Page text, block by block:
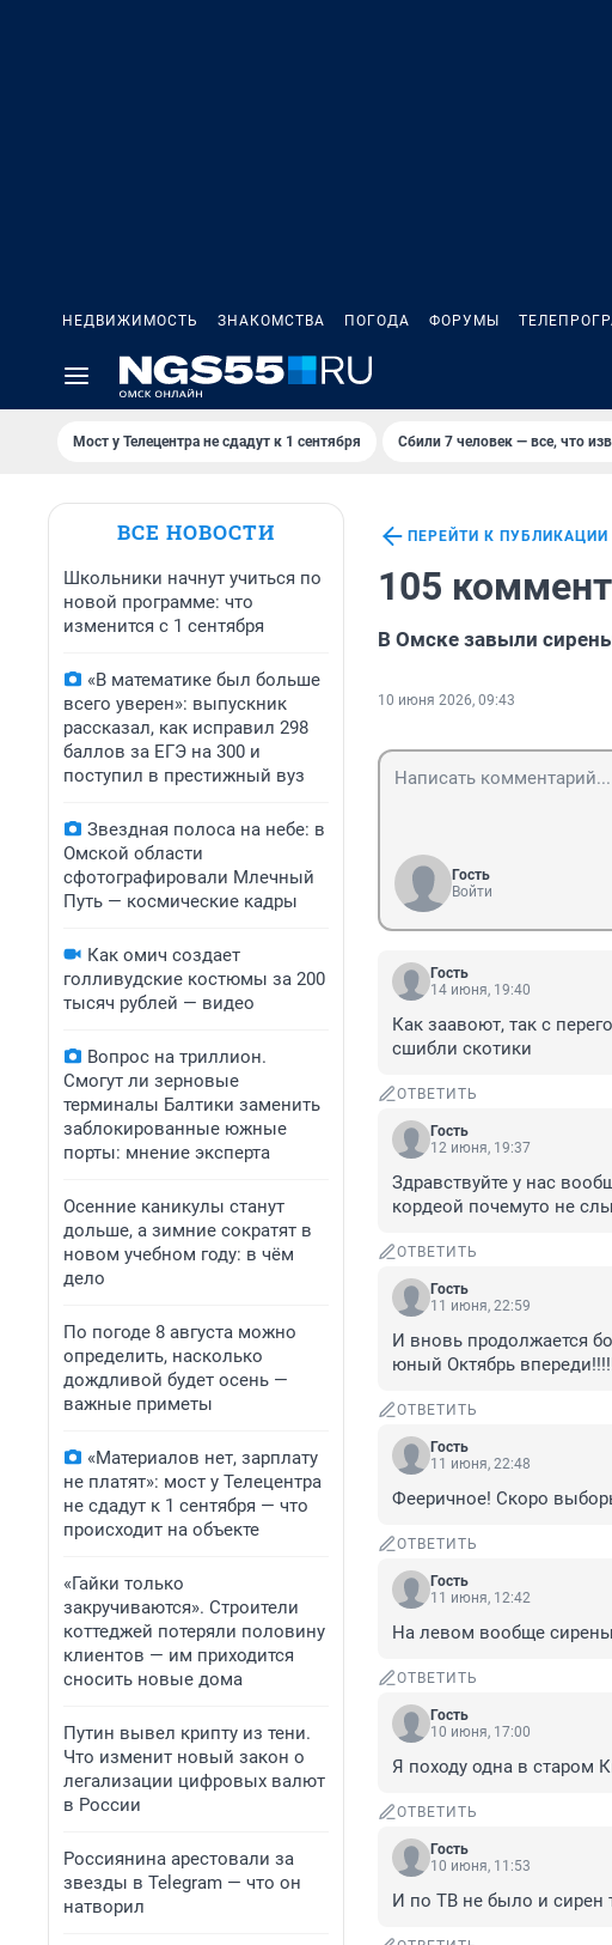
НЕДВИЖИМОСТЬ ЗНАКОМСТВА ПОГОДА ФОРУМЫ
Мост у Телецентра не сдадут к 1 сентября Сбили 7 человек — все, что
ВСЕ НОВОСТИ
Школьники начнут учиться по
новой программе: что
изменится с 1 сентября
«В математике был больше
всего уверен»: выпускник
рассказал, как исправил 298
баллов за ЕГЭ на 300 и
поступил в престижный вуз
Звездная полоса на небе: в
Омской области
сфотографировали Млечный
Путь — космические кадры
Как омич создает
голливудские костюмы за 200
тысяч рублей — видео
Вопрос на триллион.
Смогут ли зерновые
терминалы Балтики заменить
заблокированные южные
порты: мнение эксперта
Осенние каникулы станут
дольше, а зимние сократят в
новом учебном году: в чём
дело
По погоде 8 августа можно
определить, насколько
дождливой будет осень —
важные приметы
«Материалов нет, зарплату
не платят»: мост у Телецентра
не сдадут к 1 сентября — что
происходит на объекте
«Гайки только
закручиваются». Строители
коттеджей потеряли половину
клиентов — им приходится
сносить новые дома
Путин вывел крипту из тени.
Что изменит новый закон о
легализации цифровых валют
в России
Россиянина арестовали за
звезды в Telegram — что он
натворил
ПЕРЕЙТИ К ПУБЛИКАЦИИ
105
В Омске завыли
10 июня 2026, 09:43
Гость
Войти
Гость
14 июня, 19:40
Как заавоют, так с
сшибли скотики
ОТВЕТИТЬ
Гость
12 июня, 19:37
Здравствуйте у нас
кордеой почемуто не
ОТВЕТИТЬ
Гость
11 июня, 22:59
И вновь продолжается
юный Октябрь
ОТВЕТИТЬ
Гость
11 июня, 22:48
Фееричное! Скоро
ОТВЕТИТЬ
Гость
11 июня, 12:42
На левом вообще
ОТВЕТИТЬ
Гость
10 июня, 17:00
Я походу одна в старом
ОТВЕТИТЬ
Гость
10 июня, 11:53
И по ТВ не было и сирен